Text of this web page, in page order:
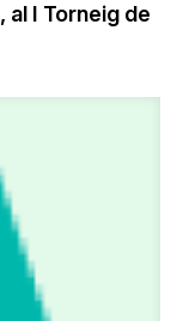
al I Torneig de